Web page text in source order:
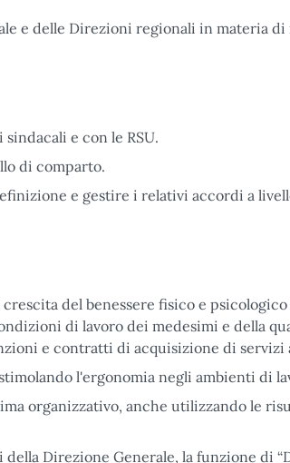
e delle Direzioni regionali in materia di
e con le RSU.
di comparto.
e gestire i relativi accordi a
del benessere fisico e
di lavoro dei medesimi e della
e contratti di acquisizione di servizi
l'ergonomia negli ambienti di
organizzativo, anche utilizzando le
Direzione Generale, la funzione di